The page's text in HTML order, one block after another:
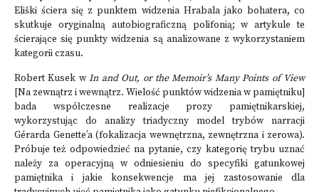
Eliški ściera się z punktem widzenia Hrabala jako bohatera, co
skutkuje oryginalną autobiograficzną polifonią; w artykule te
ścierające się punkty widzenia są analizowane z wykorzystaniem
kategorii czasu.
Robert Kusek wIn and Out, or the Memoir’s Many Points of View
[Na zewnątrz i wewnątrz. Wielość punktów widzenia w pamiętniku]
bada współczesne realizacje prozy pamiętnikarskiej,
wykorzystując do analizy triadyczny model trybów narracji
Gérarda Genette’a (fokalizacja wewnętrzna, zewnętrzna i zerowa).
Próbuje też odpowiedzieć na pytanie, czy kategorię trybu uznać
należy za operacyjną w odniesieniu do specyfiki gatunkowej
pamiętnika i jakie konsekwencje ma jej zastosowanie dla